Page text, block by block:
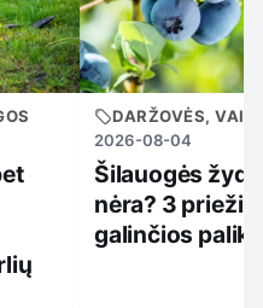
DARŽOVĖS,
2026-08-04
Šilauogės
nėra? 3
galinčios